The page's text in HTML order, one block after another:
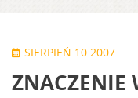
SIERPIEŃ 10 2007
ZNACZENIE